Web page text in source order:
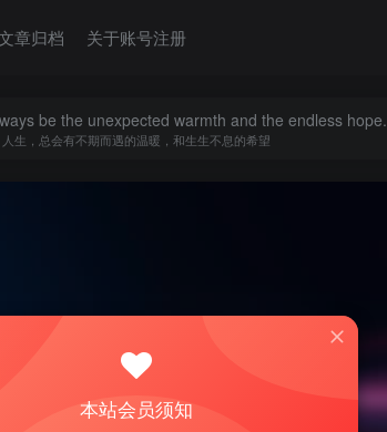
章归档 关于账号注册
be the unexpected warmth and the endless hope.
人生，总会有不期而遇的温暖，和生生不息的希望
本站会员须知